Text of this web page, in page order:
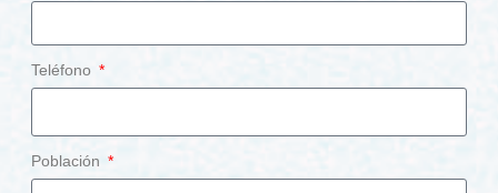
Teléfono
Población